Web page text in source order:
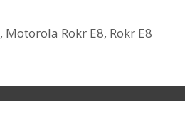
, Motorola Rokr E8, Rokr E8